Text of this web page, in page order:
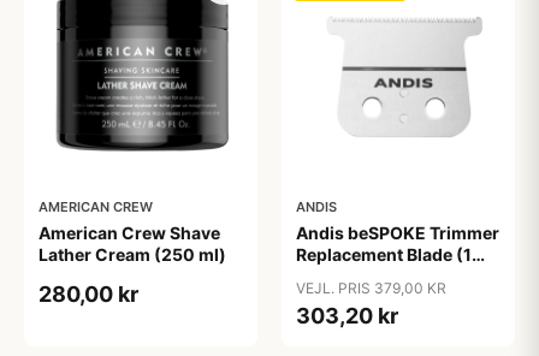
AMERICAN CREW
American Crew Shave
Lather Cream (250 ml)
280,00 kr
ANDIS
Andis beSPOKE Trimmer
Replacement Blade (1
VEJL. PRIS 379,00 KR
303,20 kr